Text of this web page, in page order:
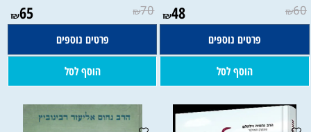
₪60
₪48
פרטים נוספים
הוסף לסל
₪70
₪65
פרטים נוספים
הוסף לסל